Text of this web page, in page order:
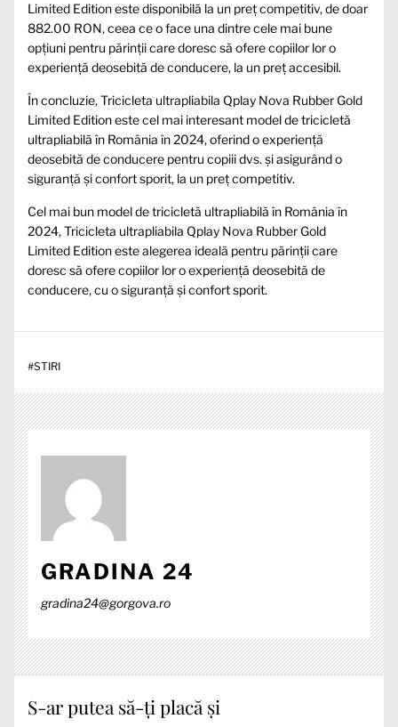
Limited Edition este disponibilă la un preț competitiv, de doar
882.00 RON, ceea ce o face una dintre cele mai bune
opțiuni pentru părinții care doresc să ofere copiilor lor o
experiență deosebită de conducere, la un preț accesibil.
În concluzie, Tricicleta ultrapliabila Qplay Nova Rubber Gold
Limited Edition este cel mai interesant model de tricicletă
ultrapliabilă în România în 2024, oferind o experiență
deosebită de conducere pentru copiii dvs. și asigurând o
siguranță și confort sporit, la un preț competitiv.
Cel mai bun model de tricicletă ultrapliabilă în România în
2024, Tricicleta ultrapliabila Qplay Nova Rubber Gold
Limited Edition este alegerea ideală pentru părinții care
doresc să ofere copiilor lor o experiență deosebită de
conducere, cu o siguranță și confort sporit.
#STIRI
GRADINA 24
gradina24@gorgova.ro
S-ar putea să-ți placă și